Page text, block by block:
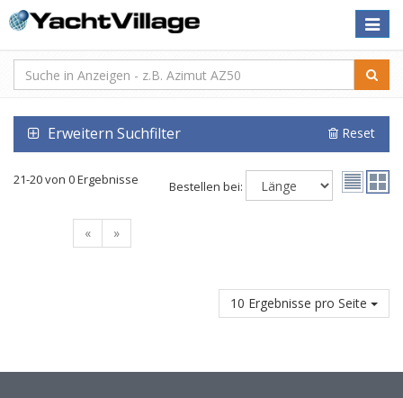
Toggle
Erweitern Suchfilter Reset
21-20 von 0 Ergebnisse Bestellen bei:
« »
10 Ergebnisse pro Seite